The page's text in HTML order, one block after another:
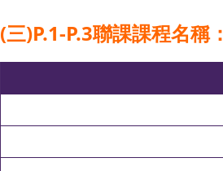
(三)P.1-P.3聯課課程名稱：